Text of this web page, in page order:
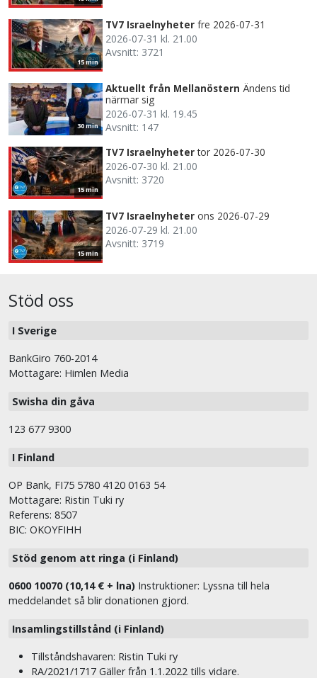
15 min
TV7 Israelnyheter fre 2026-07-31
2026-07-31 kl. 21.00
Avsnitt: 3721
30 min
Aktuellt från Mellanöstern Ändens tid
närmar sig
2026-07-31 kl. 19.45
Avsnitt: 147
15 min
TV7 Israelnyheter tor 2026-07-30
2026-07-30 kl. 21.00
Avsnitt: 3720
15 min
TV7 Israelnyheter ons 2026-07-29
2026-07-29 kl. 21.00
Avsnitt: 3719
Stöd oss
I Sverige
BankGiro 760-2014
Mottagare: Himlen Media
Swisha din gåva
123 677 9300
I Finland
OP Bank, FI75 5780 4120 0163 54
Mottagare: Ristin Tuki ry
Referens: 8507
BIC: OKOYFIHH
Stöd genom att ringa (i Finland)
0600 10070 (10,14 € + lna) Instruktioner: Lyssna till hela
meddelandet så blir donationen gjord.
Insamlingstillstånd (i Finland)
Tillståndshavaren: Ristin Tuki ry
RA/2021/1717 Gäller från 1.1.2022 tills vidare.